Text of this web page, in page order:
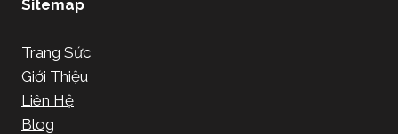
Sitemap
Trang Sức
Giới Thiệu
Liên Hệ
Blog